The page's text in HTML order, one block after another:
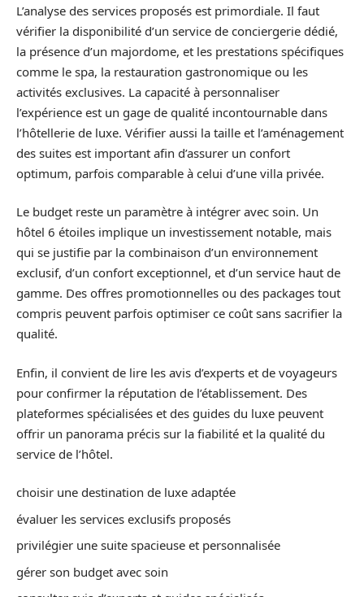
L’analyse des services proposés est primordiale. Il faut
vérifier la disponibilité d’un service de conciergerie dédié,
la présence d’un majordome, et les prestations spécifiques
comme le spa, la restauration gastronomique ou les
activités exclusives. La capacité à personnaliser
l’expérience est un gage de qualité incontournable dans
l’hôtellerie de luxe. Vérifier aussi la taille et l’aménagement
des suites est important afin d’assurer un confort
optimum, parfois comparable à celui d’une villa privée.
Le budget reste un paramètre à intégrer avec soin. Un
hôtel 6 étoiles implique un investissement notable, mais
qui se justifie par la combinaison d’un environnement
exclusif, d’un confort exceptionnel, et d’un service haut de
gamme. Des offres promotionnelles ou des packages tout
compris peuvent parfois optimiser ce coût sans sacrifier la
qualité.
Enfin, il convient de lire les avis d’experts et de voyageurs
pour confirmer la réputation de l’établissement. Des
plateformes spécialisées et des guides du luxe peuvent
offrir un panorama précis sur la fiabilité et la qualité du
service de l’hôtel.
choisir une destination de luxe adaptée
évaluer les services exclusifs proposés
privilégier une suite spacieuse et personnalisée
gérer son budget avec soin